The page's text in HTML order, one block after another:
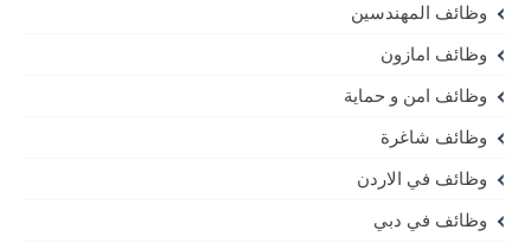
وظائف المهندسين
وظائف امازون
وظائف امن و حماية
وظائف شاغرة
وظائف في الاردن
وظائف في دبي